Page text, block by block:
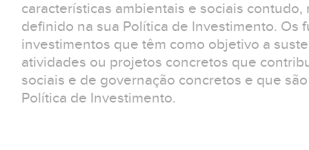
características ambientais e sociais
definido na sua Política de Investimento. Os
investimentos que têm como objetivo a
atividades ou projetos concretos que
sociais e de governação concretos e que
Política de Investimento.